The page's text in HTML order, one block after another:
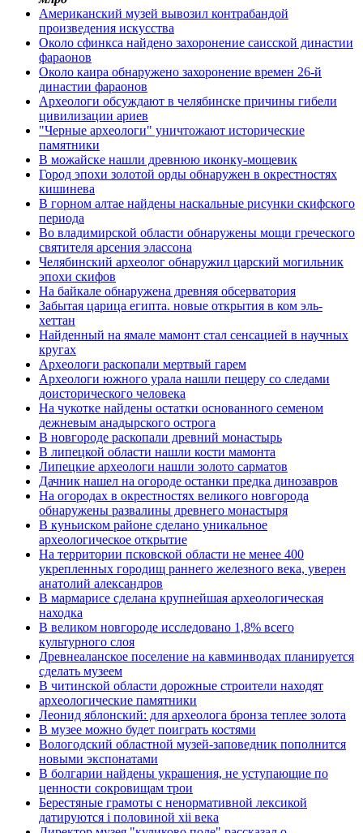
Американский музей вывозил контрабандой
произведения искусства
Около сфинкса найдено захоронение саисской династии
фараонов
Около каира обнаружено захоронение времен 26-й
династии фараонов
Археологи обсуждают в челябинске причины гибели
цивилизации ариев
"Черные археологи" уничтожают исторические
памятники
В можайске нашли древнюю иконку-мощевик
Город эпохи золотой орды обнаружен в окрестностях
кишинева
В горном алтае найдены наскальные рисунки скифского
периода
Во владимирской области обнаружены мощи греческого
святителя арсения элассона
Челябинский археолог обнаружил царский могильник
эпохи скифов
На байкале обнаружена древняя обсерватория
Забытая царица египта. новые открытия в ком эль-
хеттан
Найденный на ямале мамонт стал сенсацией в научных
кругах
Археологи раскопали мертвый гарем
Археологи южного урала нашли пещеру со следами
доисторического человека
На чукотке найдены остатки основанного семеном
дежневым анадырского острога
В новгороде раскопали древний монастырь
В липецкой области нашли кости мамонта
Липецкие археологи нашли золото сарматов
Дачник нашел на огороде останки предка динозавров
На огородах в окрестностях великого новгорода
обнаружены развалины древнего монастыря
В куньиском районе сделано уникальное
археологическое открытие
На территории псковской области не менее 400
укрепленных городищ раннего железного века, уверен
анатолий александров
В мармарисе сделана крупнейшая археологическая
находка
В великом новгороде исследовано 1,8% всего
культурного слоя
Древнеаланское поселение на кавминводах планируется
сделать музеем
В читинской области дорожные строители находят
археологические памятники
Леонид яблонский: для археолога бронза теплее золота
В музее можно будет поиграть костями
Вологодский областной музей-заповедник пополнится
новыми экспонатами
В болгарии найдены украшения, не уступающие по
ценности сокровищам трои
Берестяные грамоты с ненормативной лексикой
датируются i половиной xii века